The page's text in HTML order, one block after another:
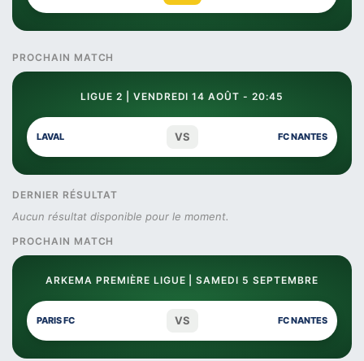
PROCHAIN MATCH
LIGUE 2 | VENDREDI 14 AOÛT - 20:45
LAVAL VS FC NANTES
DERNIER RÉSULTAT
Aucun résultat disponible pour le moment.
PROCHAIN MATCH
ARKEMA PREMIÈRE LIGUE | SAMEDI 5 SEPTEMBRE
PARIS FC VS FC NANTES